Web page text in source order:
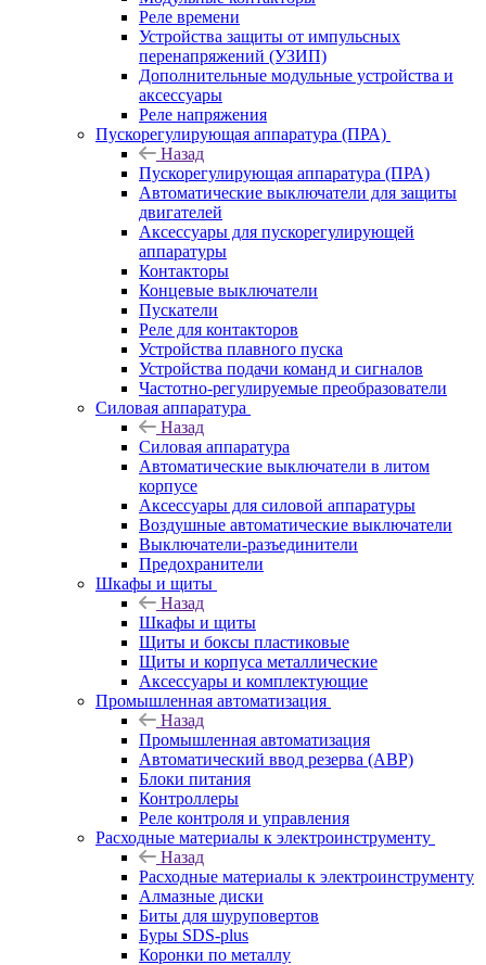
Реле времени
Устройства защиты от импульсных
перенапряжений (УЗИП)
Дополнительные модульные устройства и
аксессуары
Реле напряжения
Пускорегулирующая аппаратура (ПРА)
Назад
Пускорегулирующая аппаратура (ПРА)
Автоматические выключатели для защиты
двигателей
Аксессуары для пускорегулирующей
аппаратуры
Контакторы
Концевые выключатели
Пускатели
Реле для контакторов
Устройства плавного пуска
Устройства подачи команд и сигналов
Частотно-регулируемые преобразователи
Силовая аппаратура
Назад
Силовая аппаратура
Автоматические выключатели в литом
корпусе
Аксессуары для силовой аппаратуры
Воздушные автоматические выключатели
Выключатели-разъединители
Предохранители
Шкафы и щиты
Назад
Шкафы и щиты
Щиты и боксы пластиковые
Щиты и корпуса металлические
Аксессуары и комплектующие
Промышленная автоматизация
Назад
Промышленная автоматизация
Автоматический ввод резерва (АВР)
Блоки питания
Контроллеры
Реле контроля и управления
Расходные материалы к электроинструменту
Назад
Расходные материалы к электроинструменту
Алмазные диски
Биты для шуруповертов
Буры SDS-plus
Коронки по металлу